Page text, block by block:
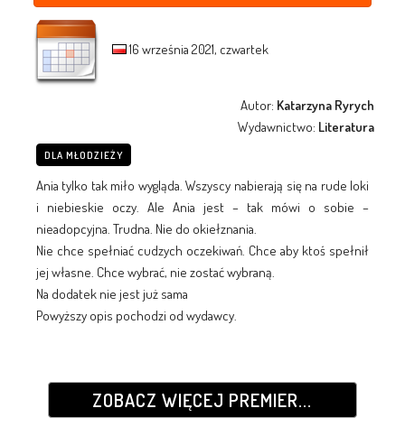
16 września 2021, czwartek
Autor: Katarzyna Ryrych
Wydawnictwo: Literatura
DLA MŁODZIEŻY
Ania tylko tak miło wygląda. Wszyscy nabierają się na rude loki
i niebieskie oczy. Ale Ania jest – tak mówi o sobie –
nieadopcyjna. Trudna. Nie do okiełznania.
Nie chce spełniać cudzych oczekiwań. Chce aby ktoś spełnił
jej własne. Chce wybrać, nie zostać wybraną.
Na dodatek nie jest już sama
Powyższy opis pochodzi od wydawcy.
ZOBACZ WIĘCEJ PREMIER...